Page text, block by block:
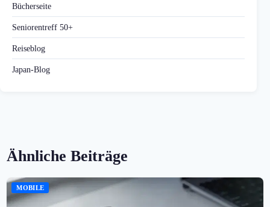
Bücherseite
Seniorentreff 50+
Reiseblog
Japan-Blog
Ähnliche Beiträge
MOBILE